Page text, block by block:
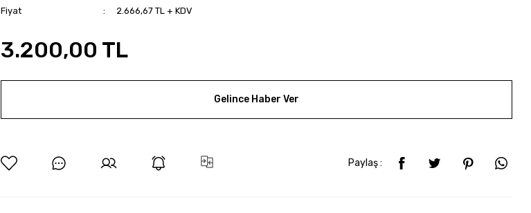
Fiyat
2.666,67 TL + KDV
3.200,00 TL
Gelince Haber Ver
Paylaş :